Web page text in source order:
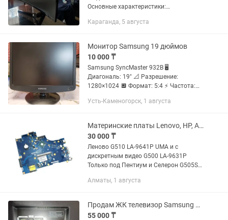
Основные характеристики:
LS27C366EAIXCI Тип: Монитор
Разрешение: Full HD...
Караганда, 5 августа
Монитор Samsung 19 дюймов
10 000 ₸
Samsung SyncMaster 932B 🖥
Диагональ: 19" 📐 Разрешение:
1280×1024 🔲 Формат: 5:4 ⚡ Частота:
100–240V, 50/60Hz, 0.7A 🎨 Тип
2–5 мс 🔗...
Усть-Каменогорск, 1 августа
Материнские платы Lenovo, HP, Asus, Samsung, Sony, Dell
30 000 ₸
Леново G510 LA-9641P UMA и с
дискретным видео G500 LA-9631P
Только под Пентиум и Селерон G505S
LA-7981P, LA-7982P G780 LA-7983P Z500
Алматы, 1 августа
Продам ЖК телевизор Samsung 40 LE40B550A5W
55 000 ₸